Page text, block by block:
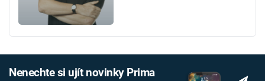
Nenechte si ujít novinky Prima